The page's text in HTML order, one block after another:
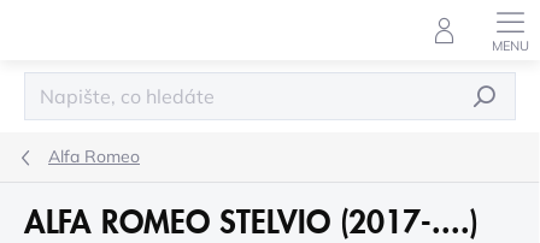
HLEDAT
Alfa Romeo
ALFA ROMEO STELVIO (2017-....)